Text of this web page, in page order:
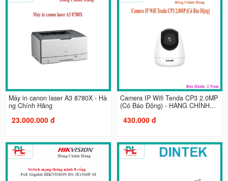
Máy in canon laser A3 8780X - Hà
ng Chính Hãng
23.000.000 đ
Camera IP Wifi Tenda CP3 2.0MP
(Có Báo Động) - HÀNG CHÍNH...
430.000 đ